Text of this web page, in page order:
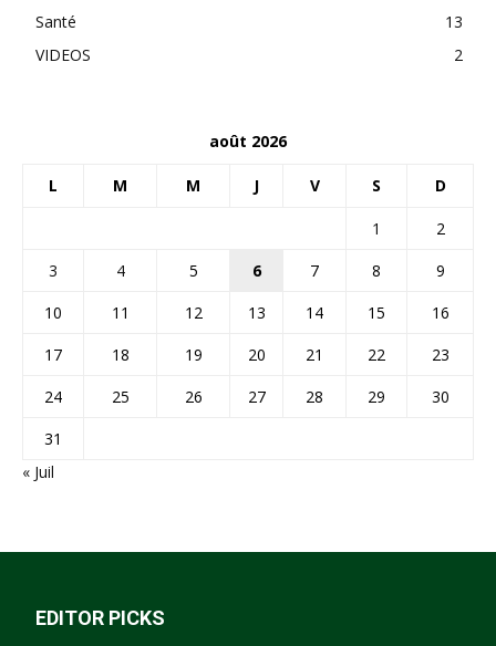
Santé
13
VIDEOS
2
août 2026
L M M J V S D
1
2
3
4 5 6 7 8
9
10
11 12 13 14 15
16
17
18 19 20 21 22
23
24
25 26 27 28 29
30
31
« Juil
EDITOR PICKS